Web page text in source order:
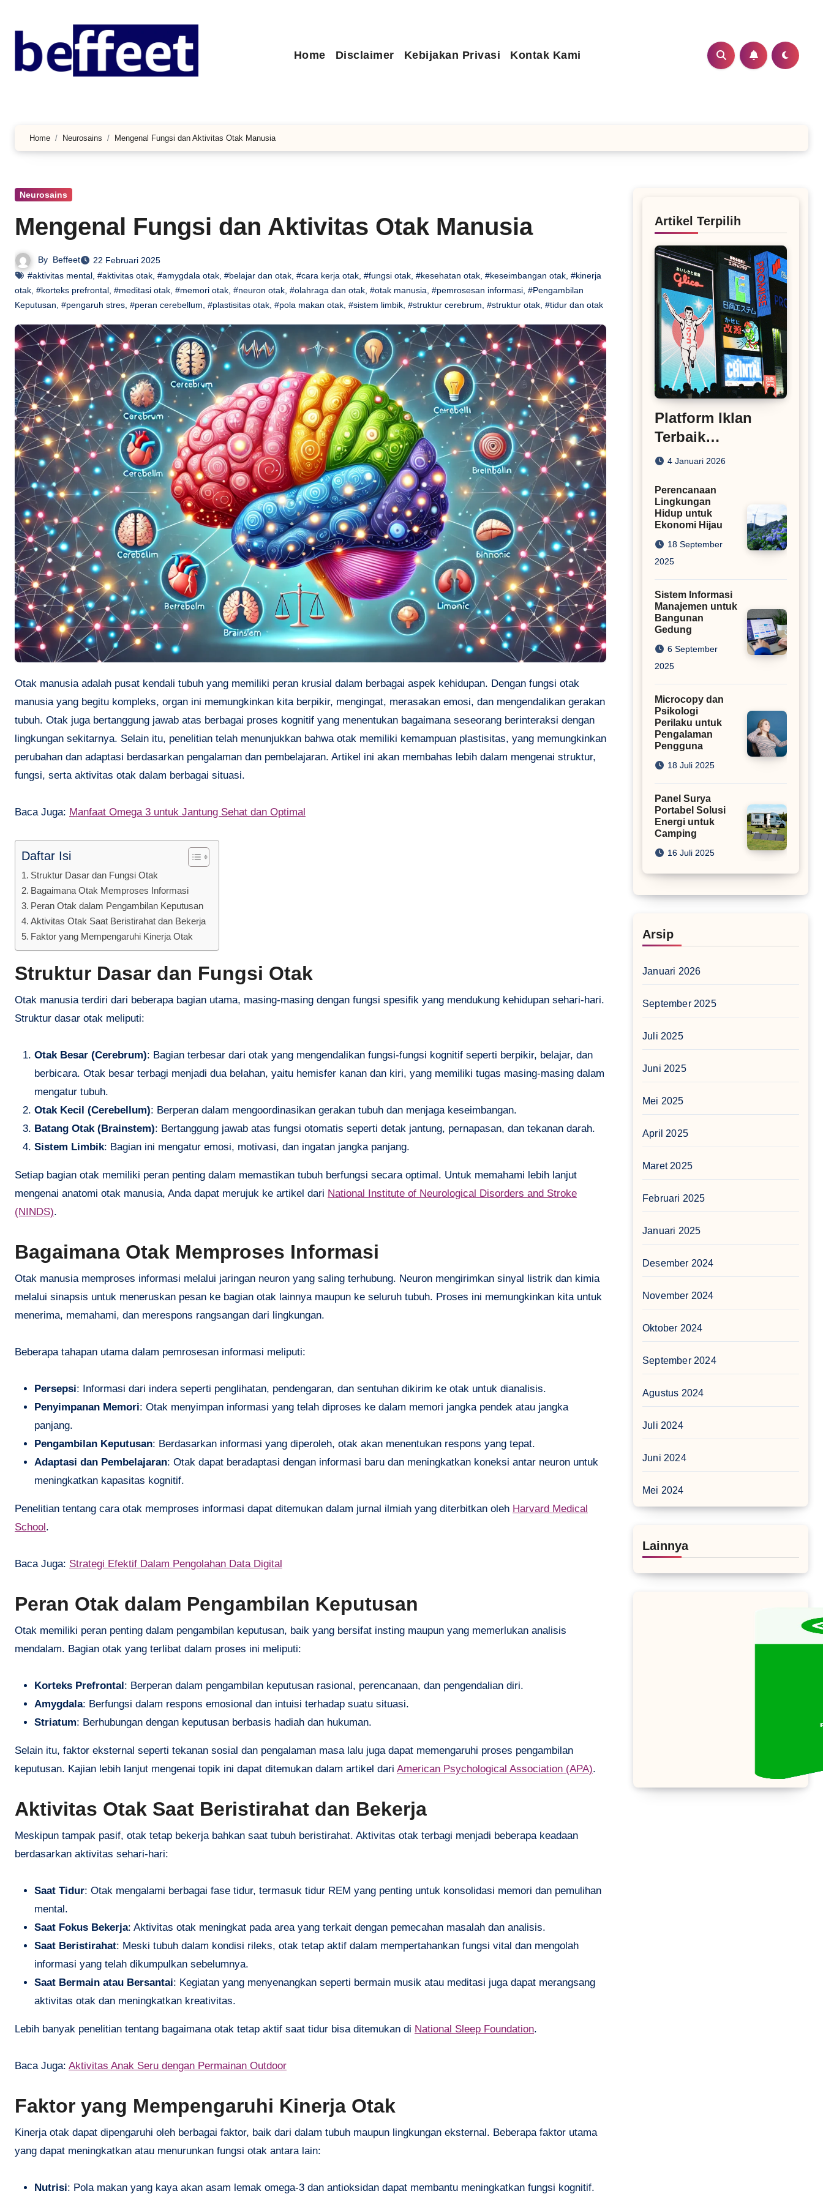
konten
Home Disclaimer Kebijakan Privasi Kontak Kami
Home Neurosains Mengenal Fungsi dan Aktivitas Otak Manusia
Neurosains
Mengenal Fungsi dan Aktivitas Otak Manusia
By Beffeet
22 Februari 2025
#aktivitas mental, #aktivitas otak, #amygdala otak, #belajar dan otak, #cara kerja otak, #fungsi otak, #kesehatan otak, #keseimbangan otak, #kinerja
otak, #korteks prefrontal, #meditasi otak, #memori otak, #neuron otak, #olahraga dan otak, #otak manusia, #pemrosesan informasi, #Pengambilan
Keputusan, #pengaruh stres, #peran cerebellum, #plastisitas otak, #pola makan otak, #sistem limbik, #struktur cerebrum, #struktur otak, #tidur dan otak
Otak manusia adalah pusat kendali tubuh yang memiliki peran krusial dalam berbagai aspek kehidupan. Dengan fungsi otak
manusia yang begitu kompleks, organ ini memungkinkan kita berpikir, mengingat, merasakan emosi, dan mengendalikan gerakan
tubuh. Otak juga bertanggung jawab atas berbagai proses kognitif yang menentukan bagaimana seseorang berinteraksi dengan
lingkungan sekitarnya. Selain itu, penelitian telah menunjukkan bahwa otak memiliki kemampuan plastisitas, yang memungkinkan
perubahan dan adaptasi berdasarkan pengalaman dan pembelajaran. Artikel ini akan membahas lebih dalam mengenai struktur,
fungsi, serta aktivitas otak dalam berbagai situasi.
Baca Juga: Manfaat Omega 3 untuk Jantung Sehat dan Optimal
Daftar Isi
Struktur Dasar dan Fungsi Otak
Bagaimana Otak Memproses Informasi
Peran Otak dalam Pengambilan Keputusan
Aktivitas Otak Saat Beristirahat dan Bekerja
Faktor yang Mempengaruhi Kinerja Otak
Struktur Dasar dan Fungsi Otak
Otak manusia terdiri dari beberapa bagian utama, masing-masing dengan fungsi spesifik yang mendukung kehidupan sehari-hari.
Struktur dasar otak meliputi:
Otak Besar (Cerebrum): Bagian terbesar dari otak yang mengendalikan fungsi-fungsi kognitif seperti berpikir, belajar, dan
berbicara. Otak besar terbagi menjadi dua belahan, yaitu hemisfer kanan dan kiri, yang memiliki tugas masing-masing dalam
mengatur tubuh.
Otak Kecil (Cerebellum): Berperan dalam mengoordinasikan gerakan tubuh dan menjaga keseimbangan.
Batang Otak (Brainstem): Bertanggung jawab atas fungsi otomatis seperti detak jantung, pernapasan, dan tekanan darah.
Sistem Limbik: Bagian ini mengatur emosi, motivasi, dan ingatan jangka panjang.
Setiap bagian otak memiliki peran penting dalam memastikan tubuh berfungsi secara optimal. Untuk memahami lebih lanjut
mengenai anatomi otak manusia, Anda dapat merujuk ke artikel dari National Institute of Neurological Disorders and Stroke
(NINDS).
Bagaimana Otak Memproses Informasi
Otak manusia memproses informasi melalui jaringan neuron yang saling terhubung. Neuron mengirimkan sinyal listrik dan kimia
melalui sinapsis untuk meneruskan pesan ke bagian otak lainnya maupun ke seluruh tubuh. Proses ini memungkinkan kita untuk
menerima, memahami, dan merespons rangsangan dari lingkungan.
Beberapa tahapan utama dalam pemrosesan informasi meliputi:
Persepsi: Informasi dari indera seperti penglihatan, pendengaran, dan sentuhan dikirim ke otak untuk dianalisis.
Penyimpanan Memori: Otak menyimpan informasi yang telah diproses ke dalam memori jangka pendek atau jangka
panjang.
Pengambilan Keputusan: Berdasarkan informasi yang diperoleh, otak akan menentukan respons yang tepat.
Adaptasi dan Pembelajaran: Otak dapat beradaptasi dengan informasi baru dan meningkatkan koneksi antar neuron untuk
meningkatkan kapasitas kognitif.
Penelitian tentang cara otak memproses informasi dapat ditemukan dalam jurnal ilmiah yang diterbitkan oleh Harvard Medical
School .
Baca Juga: Strategi Efektif Dalam Pengolahan Data Digital
Peran Otak dalam Pengambilan Keputusan
Otak memiliki peran penting dalam pengambilan keputusan, baik yang bersifat insting maupun yang memerlukan analisis
mendalam. Bagian otak yang terlibat dalam proses ini meliputi:
Korteks Prefrontal : Berperan dalam pengambilan keputusan rasional, perencanaan, dan pengendalian diri.
Amygdala: Berfungsi dalam respons emosional dan intuisi terhadap suatu situasi.
Striatum: Berhubungan dengan keputusan berbasis hadiah dan hukuman.
Selain itu, faktor eksternal seperti tekanan sosial dan pengalaman masa lalu juga dapat memengaruhi proses pengambilan
keputusan. Kajian lebih lanjut mengenai topik ini dapat ditemukan dalam artikel dari American Psychological Association (APA).
Aktivitas Otak Saat Beristirahat dan Bekerja
Meskipun tampak pasif, otak tetap bekerja bahkan saat tubuh beristirahat. Aktivitas otak terbagi menjadi beberapa keadaan
berdasarkan aktivitas sehari-hari:
Saat Tidur: Otak mengalami berbagai fase tidur, termasuk tidur REM yang penting untuk konsolidasi memori dan pemulihan
mental.
Saat Fokus Bekerja: Aktivitas otak meningkat pada area yang terkait dengan pemecahan masalah dan analisis.
Saat Beristirahat: Meski tubuh dalam kondisi rileks, otak tetap aktif dalam mempertahankan fungsi vital dan mengolah
informasi yang telah dikumpulkan sebelumnya.
Saat Bermain atau Bersantai: Kegiatan yang menyenangkan seperti bermain musik atau meditasi juga dapat merangsang
aktivitas otak dan meningkatkan kreativitas.
Lebih banyak penelitian tentang bagaimana otak tetap aktif saat tidur bisa ditemukan di National Sleep Foundation.
Baca Juga: Aktivitas Anak Seru dengan Permainan Outdoor
Faktor yang Mempengaruhi Kinerja Otak
Kinerja otak dapat dipengaruhi oleh berbagai faktor, baik dari dalam tubuh maupun lingkungan eksternal. Beberapa faktor utama
yang dapat meningkatkan atau menurunkan fungsi otak antara lain:
Nutrisi: Pola makan yang kaya akan asam lemak omega-3 dan antioksidan dapat membantu meningkatkan fungsi kognitif.
Artikel Terpilih
Platform Iklan
Terbaik
Rekomendasi
4 Januari 2026
Perencanaan
Lingkungan
Hidup untuk
Ekonomi Hijau
18 September
2025
Sistem Informasi
Manajemen untuk
Bangunan
Gedung
6 September
2025
Microcopy dan
Psikologi
Perilaku untuk
Pengalaman
Pengguna
18 Juli 2025
Panel Surya
Portabel Solusi
Energi untuk
Camping
16 Juli 2025
Arsip
Januari 2026
September 2025
Juli 2025
Juni 2025
Mei 2025
April 2025
Maret 2025
Februari 2025
Januari 2025
Desember 2024
November 2024
Oktober 2024
September 2024
Agustus 2024
Juli 2024
Juni 2024
Mei 2024
Lainnya